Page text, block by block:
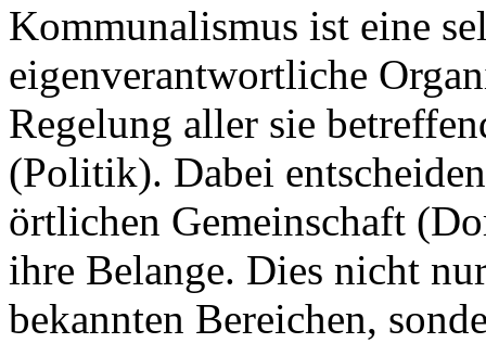
Kommunalismus ist eine
eigenverantwortliche
Regelung aller sie
(Politik). Dabei
örtlichen Gemeinschaft
ihre Belange. Dies nicht
bekannten Bereichen,